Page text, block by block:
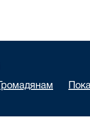
Громадянам